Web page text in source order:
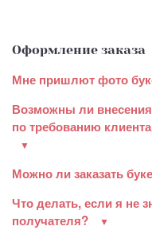
Оформление заказа
Мне пришлют фото
Возможны ли
по требованию
Можно ли заказать
Что делать, если я не
получателя?